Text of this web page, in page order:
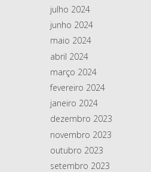
julho 2024
junho 2024
maio 2024
abril 2024
março 2024
fevereiro 2024
janeiro 2024
dezembro 2023
novembro 2023
outubro 2023
setembro 2023